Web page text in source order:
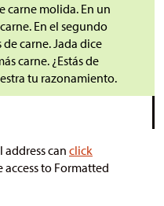
carne molida. En un
En el segundo
carne. Jada dice
carne. ¿Estás de
tu razonamiento.
can click
access to Formatted